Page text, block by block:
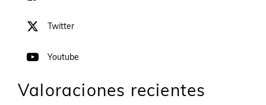
Twitter
Youtube
Valoraciones recientes